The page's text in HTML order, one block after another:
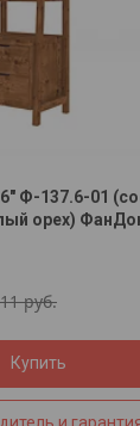
Ф-137.6-01
орех)
руб.
Купить